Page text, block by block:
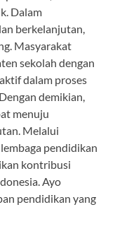
Dalam
berkelanjutan,
Masyarakat
sekolah dengan
dalam proses
demikian,
menuju
Melalui
pendidikan
kontribusi
Ayo
pendidikan yang